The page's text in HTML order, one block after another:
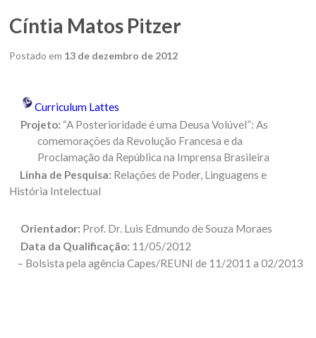
Cíntia Matos Pitzer
Postado em 13 de dezembro de 2012
Curriculum Lattes
Projeto: “A Posterioridade é uma Deusa Volúvel”: As
comemorações da Revolução Francesa e da
Proclamação da República na Imprensa Brasileira
Linha de Pesquisa: Relações de Poder, Linguagens e
História Intelectual
Orientador: Prof. Dr. Luis Edmundo de Souza Moraes
Data da Qualificação: 11/05/2012
– Bolsista pela agência Capes/REUNI de 11/2011 a 02/2013